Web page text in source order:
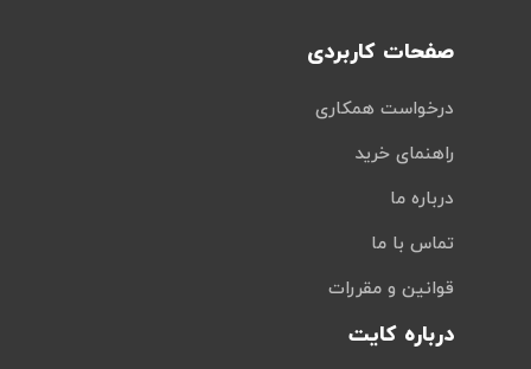
صفحات کاربردی
درخواست همکاری
راهنمای خرید
درباره ما
تماس با ما
قوانین و مقررات
درباره کایت